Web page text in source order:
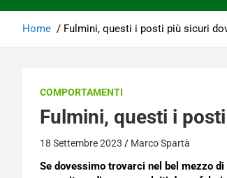
Home Fulmini, questi i posti più sicuri
COMPORTAMENTI
Fulmini, questi i
18 Settembre 2023 Marco Spartà
Se dovessimo trovarci nel bel mezzo